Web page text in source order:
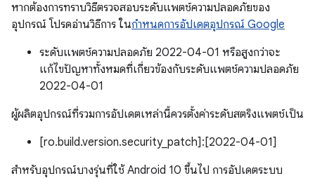
หากต้องการทราบวิธีตรวจสอบระดับแพตช์ความปลอดภัยของ
อุปกรณ์ โปรดอ่านวิธีการ ในกำหนดการอัปเดตอุปกรณ์ Google
ระดับแพตช์ความปลอดภัย 2022-04-01 หรือสูงกว่าจะ
แก้ไขปัญหาทั้งหมดที่เกี่ยวข้องกับระดับแพตช์ความปลอดภัย
2022-04-01
ผู้ผลิตอุปกรณ์ที่รวมการอัปเดตเหล่านี้ควรตั้งค่าระดับสตริงแพตช์เป็น
[ro.build.version.security_patch]:[2022-04-01]
สำหรับอุปกรณ์บางรุ่นที่ใช้ Android 10 ขึ้นไป การอัปเดตระบบ